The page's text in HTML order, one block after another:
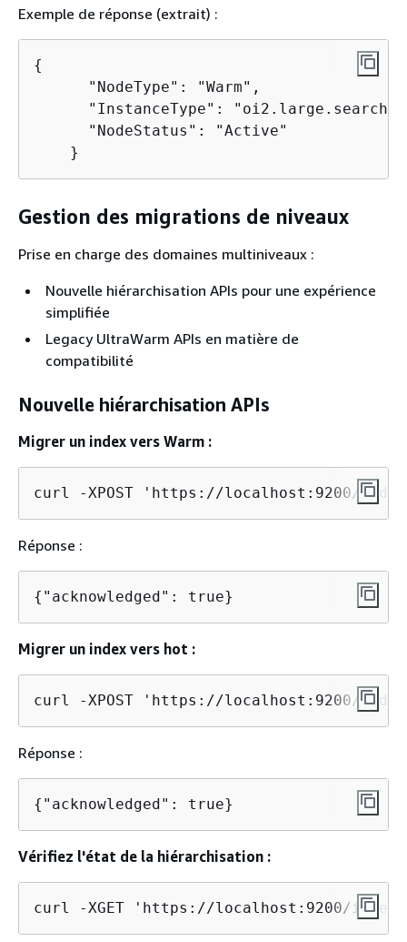
Exemple de réponse (extrait) :
{
      "NodeType": "Warm",
      "InstanceType": "oi2.large.search",
      "NodeStatus": "Active"
    }
Gestion des migrations de niveaux
Prise en charge des domaines multiniveaux :
Nouvelle hiérarchisation APIs pour une expérience
simplifiée
Legacy UltraWarm APIs en matière de
compatibilité
Nouvelle hiérarchisation APIs
Migrer un index vers Warm :
curl -XPOST 'https://localhost:9200/
Réponse :
{ "acknowledged": true}
Migrer un index vers hot :
curl -XPOST 'https://localhost:9200/
Réponse :
{ "acknowledged": true}
Vérifiez l'état de la hiérarchisation :
curl -XGET 'https://localhost:9200/